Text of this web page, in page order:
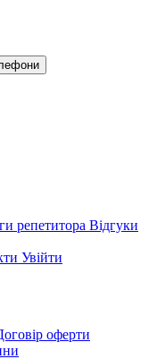
репетитора Відгуки
Увійти
оферти